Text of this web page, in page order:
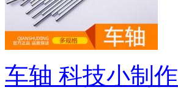
车轴 科技小制作